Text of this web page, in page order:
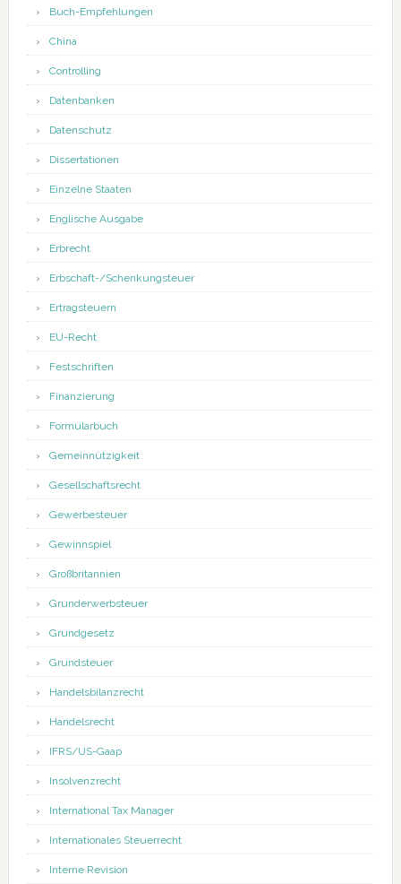
Buch-Empfehlungen
China
Controlling
Datenbanken
Datenschutz
Dissertationen
Einzelne Staaten
Englische Ausgabe
Erbrecht
Erbschaft-/Schenkungsteuer
Ertragsteuern
EU-Recht
Festschriften
Finanzierung
Formularbuch
Gemeinnützigkeit
Gesellschaftsrecht
Gewerbesteuer
Gewinnspiel
Großbritannien
Grunderwerbsteuer
Grundgesetz
Grundsteuer
Handelsbilanzrecht
Handelsrecht
IFRS/US-Gaap
Insolvenzrecht
International Tax Manager
Internationales Steuerrecht
Interne Revision